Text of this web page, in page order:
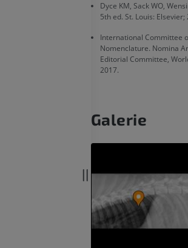
Dyce KM, Sack WO,
5th ed. St. Louis: Elsevier;
International Committee
Nomenclature. Nomina
Editorial Committee,
2017.
Galerie
Cheval - Doigt et sabot
Illustrations